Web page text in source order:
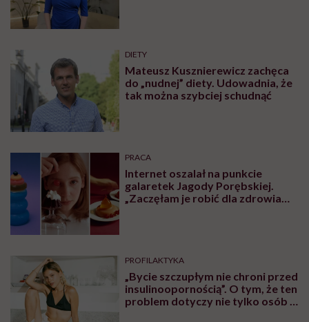
DIETY
Mateusz Kusznierewicz zachęca
do „nudnej” diety. Udowadnia, że
tak można szybciej schudnąć
PRACA
Internet oszalał na punkcie
galaretek Jagody Porębskiej.
„Zaczęłam je robić dla zdrowia
PROFILAKTYKA
„Bycie szczupłym nie chroni przed
insulinoopornością”. O tym, że ten
problem dotyczy nie tylko osób z